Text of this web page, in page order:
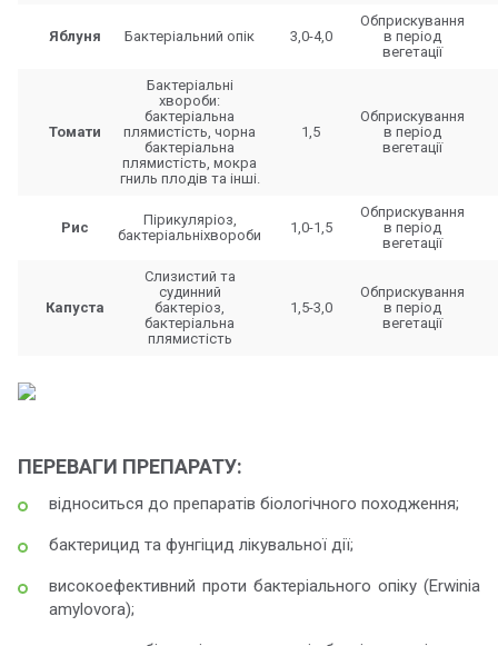
Яблуня Бактеріальний опік 3,0-4,0
Обприскування
в період
вегетації
Томати
Бактеріальні
хвороби:
бактеріальна
плямистість, чорна
бактеріальна
плямистість, мокра
гниль плодів та інші.
1,5
Обприскування
в період
вегетації
Рис
Пірикуляріоз,
бактеріальніхвороби
1,0-1,5
Обприскування
в період
вегетації
Капуста
Cлизистий та
судинний
бактеріоз,
бактеріальна
плямистість
1,5-3,0
Обприскування
в період
вегетації
ПЕРЕВАГИ ПРЕПАРАТУ:
відноситься до препаратів біологічного походження;
бактерицид та фунгіцид лікувальної дії;
високоефективний проти бактеріального опіку (Erwinia
amylovora);